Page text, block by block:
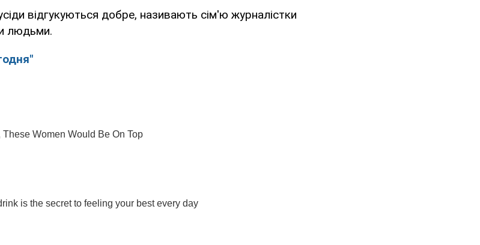
відгукуються добре, називають сім'ю журналістки
людьми.